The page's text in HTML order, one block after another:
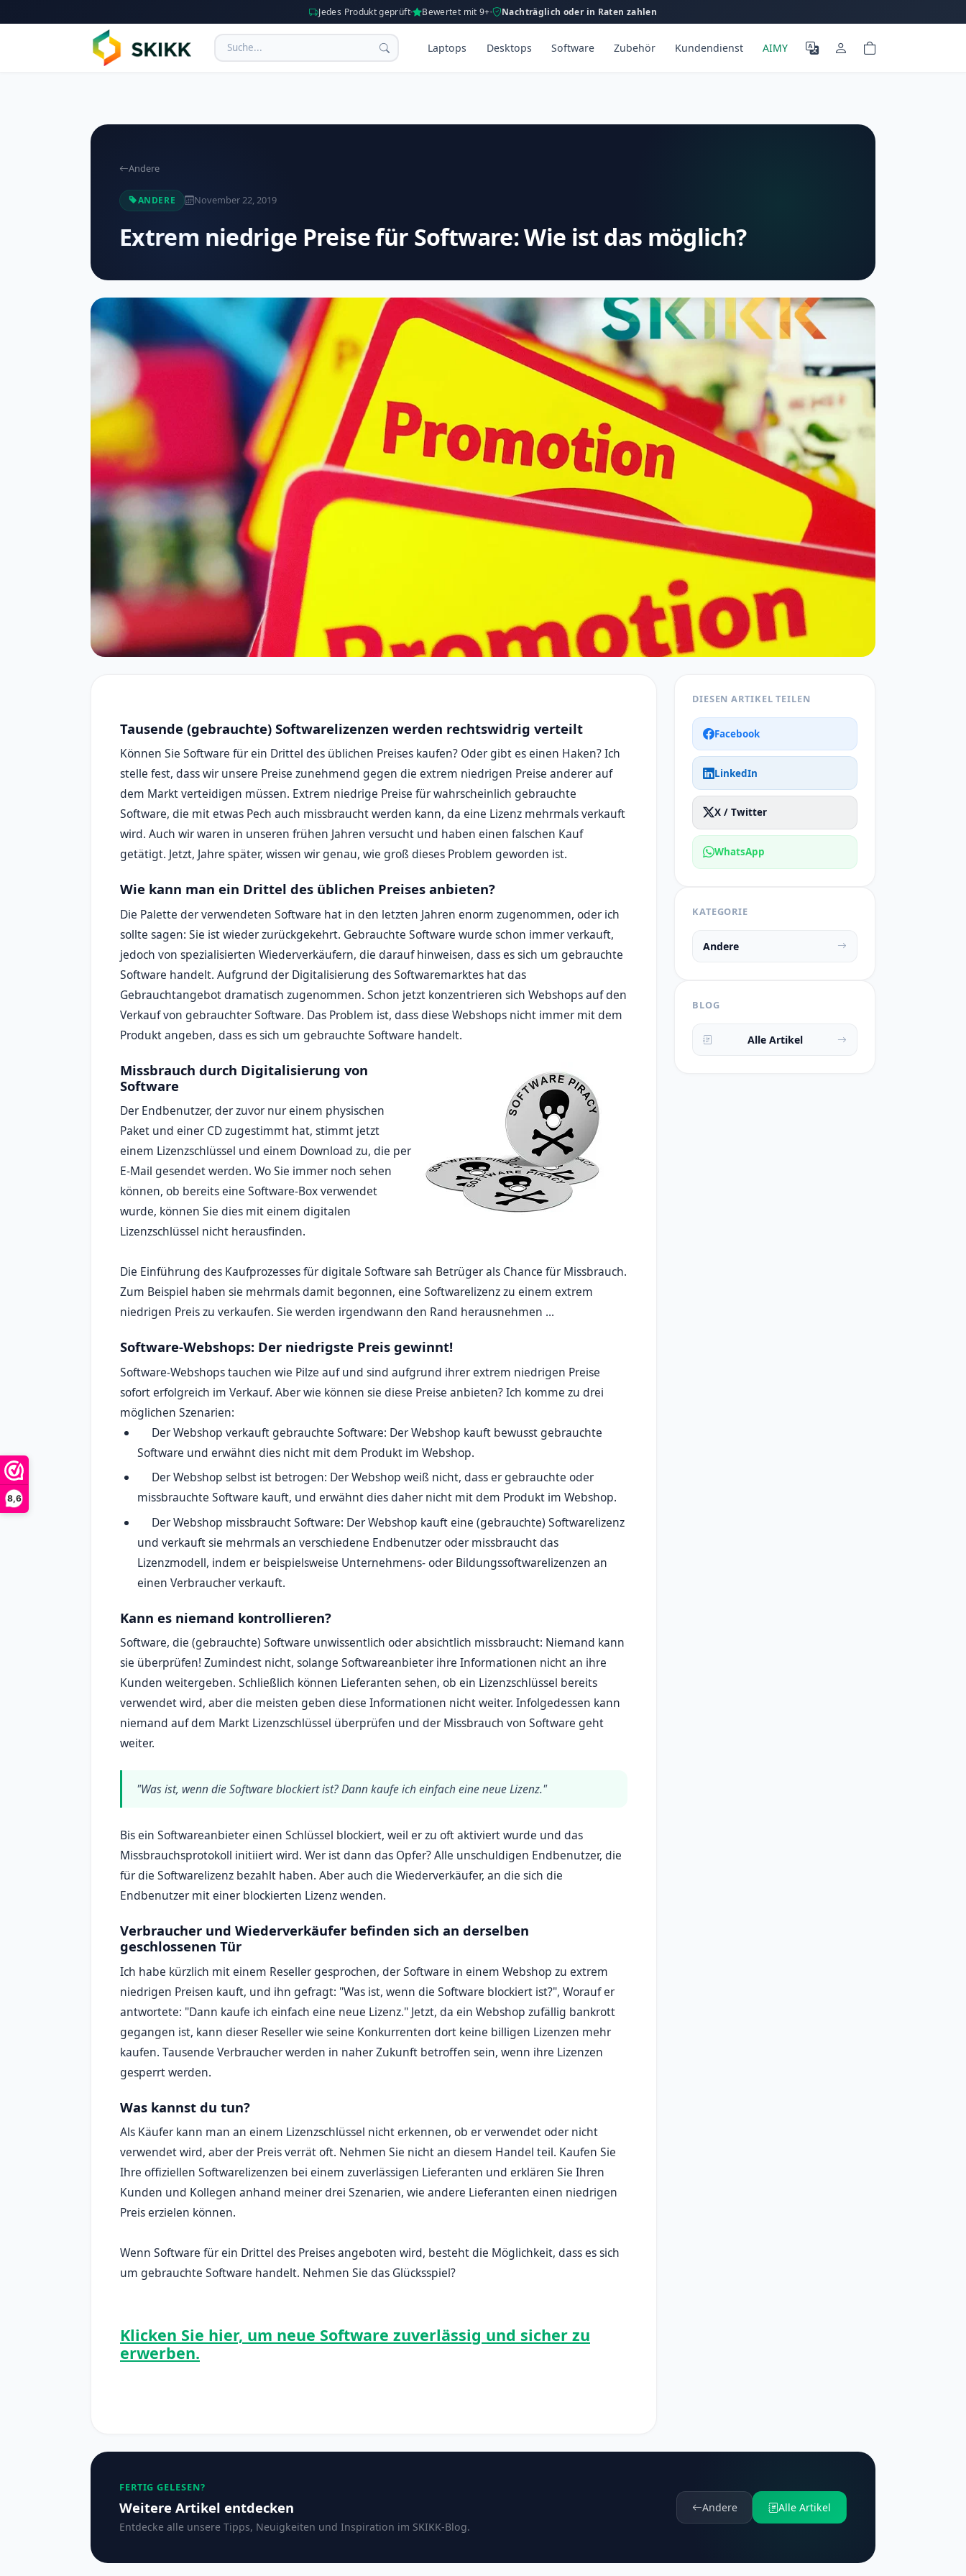
8,6
Jedes Produkt geprüft Bewertet mit 9+ Nachträglich oder in Raten zahlen
Laptops Desktops Software Zubehör Kundendienst AIMY
Andere
ANDERE November 22, 2019
Extrem niedrige Preise für Software: Wie ist das möglich?
Tausende (gebrauchte) Softwarelizenzen werden rechtswidrig verteilt
Können Sie Software für ein Drittel des üblichen Preises kaufen? Oder gibt es einen Haken? Ich
stelle fest, dass wir unsere Preise zunehmend gegen die extrem niedrigen Preise anderer auf
dem Markt verteidigen müssen. Extrem niedrige Preise für wahrscheinlich gebrauchte
Software, die mit etwas Pech auch missbraucht werden kann, da eine Lizenz mehrmals verkauft
wird. Auch wir waren in unseren frühen Jahren versucht und haben einen falschen Kauf
getätigt. Jetzt, Jahre später, wissen wir genau, wie groß dieses Problem geworden ist.
Wie kann man ein Drittel des üblichen Preises anbieten?
Die Palette der verwendeten Software hat in den letzten Jahren enorm zugenommen, oder ich
sollte sagen: Sie ist wieder zurückgekehrt. Gebrauchte Software wurde schon immer verkauft,
jedoch von spezialisierten Wiederverkäufern, die darauf hinweisen, dass es sich um gebrauchte
Software handelt. Aufgrund der Digitalisierung des Softwaremarktes hat das
Gebrauchtangebot dramatisch zugenommen. Schon jetzt konzentrieren sich Webshops auf den
Verkauf von gebrauchter Software. Das Problem ist, dass diese Webshops nicht immer mit dem
Produkt angeben, dass es sich um gebrauchte Software handelt.
Missbrauch durch Digitalisierung von
Software
Der Endbenutzer, der zuvor nur einem physischen
Paket und einer CD zugestimmt hat, stimmt jetzt
einem Lizenzschlüssel und einem Download zu, die per
E-Mail gesendet werden. Wo Sie immer noch sehen
können, ob bereits eine Software-Box verwendet
wurde, können Sie dies mit einem digitalen
Lizenzschlüssel nicht herausfinden.
Die Einführung des Kaufprozesses für digitale Software sah Betrüger als Chance für Missbrauch.
Zum Beispiel haben sie mehrmals damit begonnen, eine Softwarelizenz zu einem extrem
niedrigen Preis zu verkaufen. Sie werden irgendwann den Rand herausnehmen ...
Software-Webshops: Der niedrigste Preis gewinnt!
Software-Webshops tauchen wie Pilze auf und sind aufgrund ihrer extrem niedrigen Preise
sofort erfolgreich im Verkauf. Aber wie können sie diese Preise anbieten? Ich komme zu drei
möglichen Szenarien:
Der Webshop verkauft gebrauchte Software: Der Webshop kauft bewusst gebrauchte
Software und erwähnt dies nicht mit dem Produkt im Webshop.
Der Webshop selbst ist betrogen: Der Webshop weiß nicht, dass er gebrauchte oder
missbrauchte Software kauft, und erwähnt dies daher nicht mit dem Produkt im Webshop.
Der Webshop missbraucht Software: Der Webshop kauft eine (gebrauchte) Softwarelizenz
und verkauft sie mehrmals an verschiedene Endbenutzer oder missbraucht das
Lizenzmodell, indem er beispielsweise Unternehmens- oder Bildungssoftwarelizenzen an
einen Verbraucher verkauft.
Kann es niemand kontrollieren?
Software, die (gebrauchte) Software unwissentlich oder absichtlich missbraucht: Niemand kann
sie überprüfen! Zumindest nicht, solange Softwareanbieter ihre Informationen nicht an ihre
Kunden weitergeben. Schließlich können Lieferanten sehen, ob ein Lizenzschlüssel bereits
verwendet wird, aber die meisten geben diese Informationen nicht weiter. Infolgedessen kann
niemand auf dem Markt Lizenzschlüssel überprüfen und der Missbrauch von Software geht
weiter.
"Was ist, wenn die Software blockiert ist? Dann kaufe ich einfach eine neue Lizenz."
Bis ein Softwareanbieter einen Schlüssel blockiert, weil er zu oft aktiviert wurde und das
Missbrauchsprotokoll initiiert wird. Wer ist dann das Opfer? Alle unschuldigen Endbenutzer, die
für die Softwarelizenz bezahlt haben. Aber auch die Wiederverkäufer, an die sich die
Endbenutzer mit einer blockierten Lizenz wenden.
Verbraucher und Wiederverkäufer befinden sich an derselben
geschlossenen Tür
Ich habe kürzlich mit einem Reseller gesprochen, der Software in einem Webshop zu extrem
niedrigen Preisen kauft, und ihn gefragt: "Was ist, wenn die Software blockiert ist?", Worauf er
antwortete: "Dann kaufe ich einfach eine neue Lizenz." Jetzt, da ein Webshop zufällig bankrott
gegangen ist, kann dieser Reseller wie seine Konkurrenten dort keine billigen Lizenzen mehr
kaufen. Tausende Verbraucher werden in naher Zukunft betroffen sein, wenn ihre Lizenzen
gesperrt werden.
Was kannst du tun?
Als Käufer kann man an einem Lizenzschlüssel nicht erkennen, ob er verwendet oder nicht
verwendet wird, aber der Preis verrät oft. Nehmen Sie nicht an diesem Handel teil. Kaufen Sie
Ihre offiziellen Softwarelizenzen bei einem zuverlässigen Lieferanten und erklären Sie Ihren
Kunden und Kollegen anhand meiner drei Szenarien, wie andere Lieferanten einen niedrigen
Preis erzielen können.
Wenn Software für ein Drittel des Preises angeboten wird, besteht die Möglichkeit, dass es sich
um gebrauchte Software handelt. Nehmen Sie das Glücksspiel?
Klicken Sie hier, um neue Software zuverlässig und sicher zu
erwerben.
DIESEN ARTIKEL TEILEN
Facebook
LinkedIn
X / Twitter
WhatsApp
KATEGORIE
Andere
BLOG
Alle Artikel
FERTIG GELESEN?
Weitere Artikel entdecken
Entdecke alle unsere Tipps, Neuigkeiten und Inspiration im SKIKK-Blog.
Andere Alle Artikel